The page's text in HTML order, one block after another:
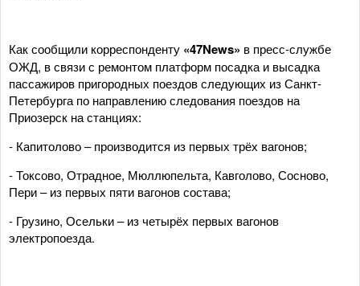
Как сообщили корреспонденту «47News» в пресс-службе
ОЖД, в связи с ремонтом платформ посадка и высадка
пассажиров пригородных поездов следующих из Санкт-
Петербурга по направлению следования поездов на
Приозерск на станциях:
- Капитолово – производится из первых трёх вагонов;
- Токсово, Отрадное, Мюллюпельта, Кавголово, Сосново,
Пери – из первых пяти вагонов состава;
- Грузино, Осельки – из четырёх первых вагонов
электропоезда.